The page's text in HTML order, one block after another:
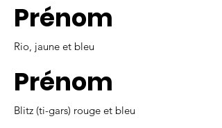
Prénom
Rio, jaune et bleu
Prénom
Blitz (ti-gars) rouge et bleu